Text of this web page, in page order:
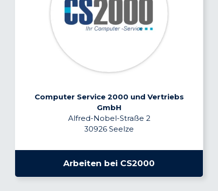
Computer Service 2000 und Vertriebs
GmbH
Alfred-Nobel-Straße 2
30926 Seelze
Arbeiten bei CS2000